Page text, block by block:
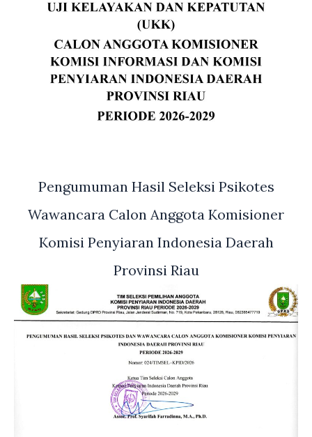
Pengumuman Hasil Seleksi Psikotes
Wawancara Calon Anggota Komisioner
Komisi Penyiaran Indonesia Daerah
Provinsi Riau